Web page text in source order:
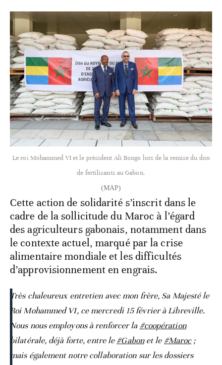
Le roi Mohammed VI et le président Ali Bongo lors de la remise du don
de fertilisants au Gabon.
(MAP)
Cette action de solidarité s’inscrit dans le
cadre de la sollicitude du Maroc à l’égard
des agriculteurs gabonais, notamment dans
le contexte actuel, marqué par la crise
alimentaire mondiale et les difficultés
d’approvisionnement en engrais.
Très chaleureux entretien avec mon frère, Sa Majesté le
Roi Mohammed VI, ce mercredi 15 février à Libreville.
Nous nous employons à renforcer la #coopération
bilatérale, déjà forte, entre le#Gabonet le #Maroc;
mais également notre collaboration sur les dossiers